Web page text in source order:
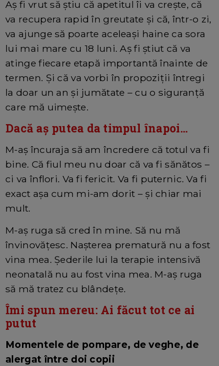
Aș fi vrut să știu că apetitul îi va crește, că
va recupera rapid în greutate și că, într-o zi,
va ajunge să poarte aceleași haine ca sora
lui mai mare cu 18 luni. Aș fi știut că va
atinge fiecare etapă importantă înainte de
termen. Și că va vorbi în propoziții întregi
la doar un an și jumătate – cu o siguranță
care mă uimește.
Dacă aș putea da timpul înapoi…
M-aș încuraja să am încredere că totul va fi
bine. Că fiul meu nu doar că va fi sănătos –
ci va înflori. Va fi fericit. Va fi puternic. Va fi
exact așa cum mi-am dorit – și chiar mai
mult.
M-aș ruga să cred în mine. Să nu mă
învinovățesc. Nașterea prematură nu a fost
vina mea. Șederile lui la terapie intensivă
neonatală nu au fost vina mea. M-aș ruga
să mă tratez cu blândețe.
Îmi spun mereu: Ai făcut tot ce ai
putut
Momentele de pompare, de veghe, de
alergat între doi copii